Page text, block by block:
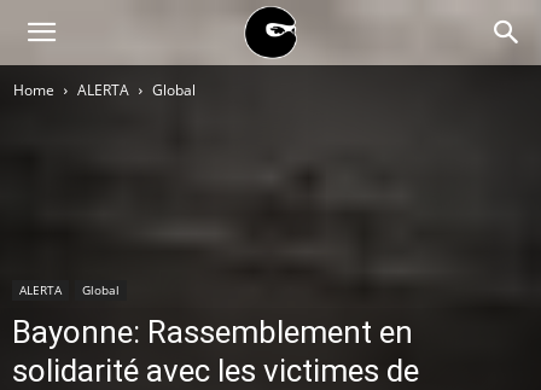
BLACK
Home ALERTA Global
ALERTA Global
Bayonne: Rassemblement en
solidarité avec les victimes de